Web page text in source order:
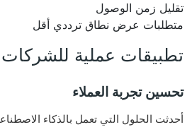
تقليل زمن الوصول
متطلبات عرض نطاق ترددي أقل
تطبيقات عملية للشركات
تحسين تجربة العملاء
أحدثت الحلول التي تعمل بالذكاء